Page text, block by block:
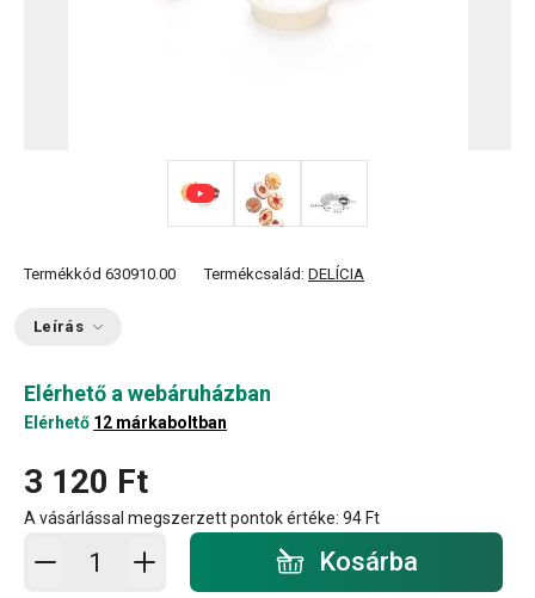
Termékkód 630910.00 Termékcsalád: DELÍCIA
Leírás
Elérhető a webáruházban
Elérhető 12 márkaboltban
3 120 Ft
A vásárlással megszerzett pontok értéke: 94 Ft
Kosárba - mennyiség Kosárba